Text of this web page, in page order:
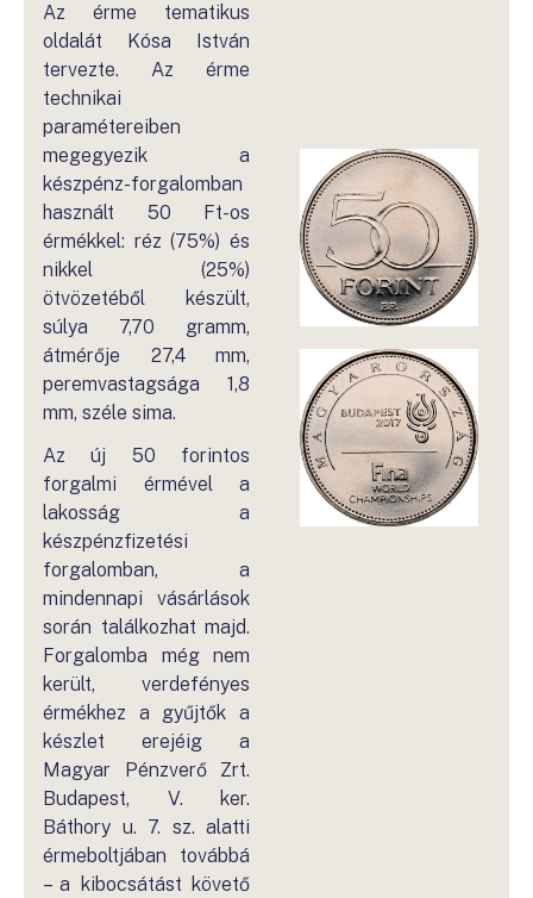
Az érme tematikus
oldalát Kósa István
tervezte. Az érme
technikai
paramétereiben
megegyezik a
készpénz-forgalomban
használt 50 Ft-os
érmékkel: réz (75%) és
nikkel (25%)
ötvözetéből készült,
súlya 7,70 gramm,
átmérője 27,4 mm,
peremvastagsága 1,8
mm, széle sima.
Az új 50 forintos
forgalmi érmével a
lakosság a
készpénzfizetési
forgalomban, a
mindennapi vásárlások
során találkozhat majd.
Forgalomba még nem
került, verdefényes
érmékhez a gyűjtők a
készlet erejéig a
Magyar Pénzverő Zrt.
Budapest, V. ker.
Báthory u. 7. sz. alatti
érmeboltjában továbbá
– a kibocsátást követő